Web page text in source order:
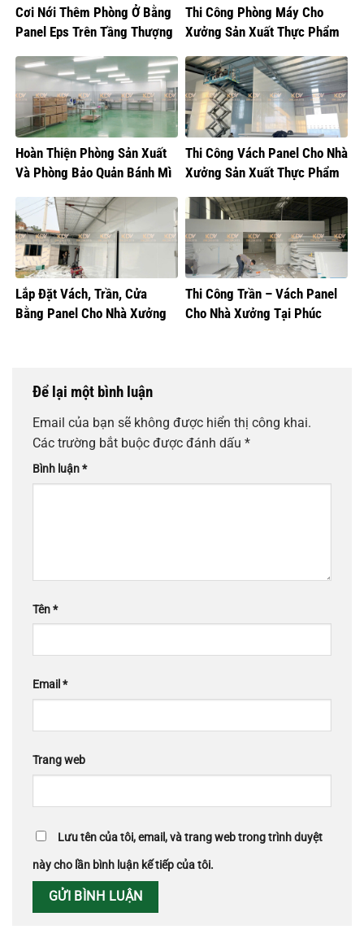
Cơi Nới Thêm Phòng Ở Bằng
Panel Eps Trên Tầng Thượng
Thi Công Phòng Máy Cho
Xưởng Sản Xuất Thực Phẩm
Hoàn Thiện Phòng Sản Xuất
Và Phòng Bảo Quản Bánh Mì
Thi Công Vách Panel Cho Nhà
Xưởng Sản Xuất Thực Phẩm
Lắp Đặt Vách, Trần, Cửa
Bằng Panel Cho Nhà Xưởng
Thi Công Trần – Vách Panel
Cho Nhà Xưởng Tại Phúc
Để lại một bình luận
Email của bạn sẽ không được hiển thị công khai.
Các trường bắt buộc được đánh dấu *
Bình luận*
Tên*
Email*
Trang web
Lưu tên của tôi, email, và trang web trong trình duyệt
này cho lần bình luận kế tiếp của tôi.